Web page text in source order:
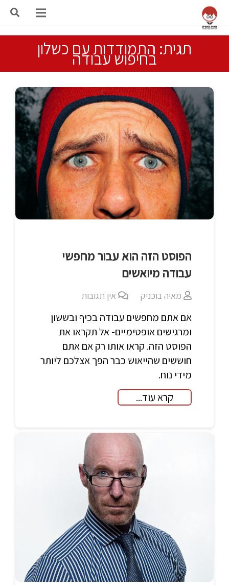
תגית: התמודדות עם כשלון
בחיפוש עבודה
הפוסט הזה הוא עבור מחפשי
עבודה מיואשים
מאיה בוכניק אין תגובות
אם אתם מחפשים עבודה בכיף ובששון
ומרגישים אופטימיים- אל תקראו את
הפוסט הזה. קראו אותו רק אם אתם
חוששים שהייאוש כבר הפך אצלכם ליותר
מידי נוח.
קרא עוד...